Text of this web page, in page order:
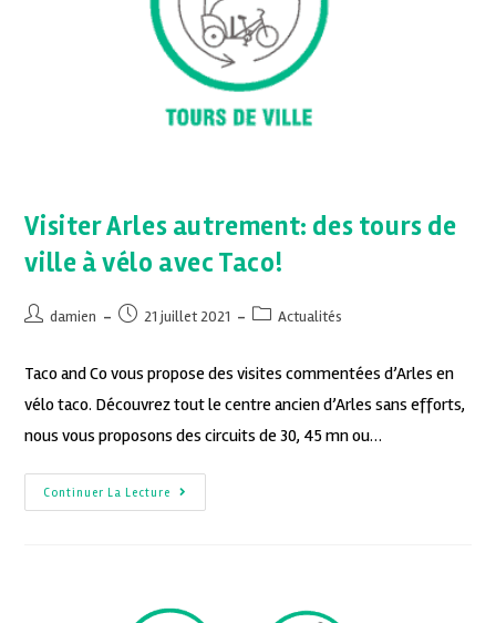
Visiter Arles autrement: des tours de
ville à vélo avec Taco!
damien 21 juillet 2021 Actualités
Taco and Co vous propose des visites commentées d’Arles en
vélo taco. Découvrez tout le centre ancien d’Arles sans efforts,
nous vous proposons des circuits de 30, 45 mn ou…
Continuer La Lecture